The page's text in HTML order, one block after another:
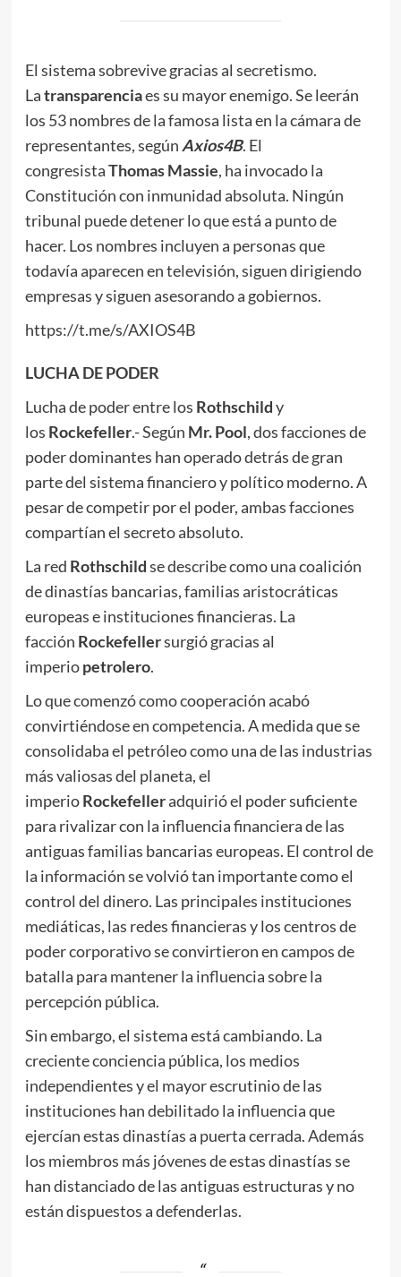
El sistema sobrevive gracias al secretismo.
Latransparenciaes su mayor enemigo. Se leerán
los 53 nombres de la famosa lista en la cámara de
representantes, según Axios4B. El
congresistaThomas Massie, ha invocado la
Constitución con inmunidad absoluta. Ningún
tribunal puede detener lo que está a punto de
hacer. Los nombres incluyen a personas que
todavía aparecen en televisión, siguen dirigiendo
empresas y siguen asesorando a gobiernos.
https://t.me/s/AXIOS4B
LUCHA DE PODER
Lucha de poder entre los Rothschildy
los Rockefeller.- Según Mr. Pool, dos facciones de
poder dominantes han operado detrás de gran
parte del sistema financiero y político moderno. A
pesar de competir por el poder, ambas facciones
compartían el secreto absoluto.
La red Rothschildse describe como una coalición
de dinastías bancarias, familias aristocráticas
europeas e instituciones financieras. La
facción Rockefellersurgió gracias al
imperiopetrolero.
Lo que comenzó como cooperación acabó
convirtiéndose en competencia. A medida que se
consolidaba el petróleo como una de las industrias
más valiosas del planeta, el
imperioRockefelleradquirió el poder suficiente
para rivalizar con la influencia financiera de las
antiguas familias bancarias europeas. El control de
la información se volvió tan importante como el
control del dinero. Las principales instituciones
mediáticas, las redes financieras y los centros de
poder corporativo se convirtieron en campos de
batalla para mantener la influencia sobre la
percepción pública.
Sin embargo, el sistema está cambiando. La
creciente conciencia pública, los medios
independientes y el mayor escrutinio de las
instituciones han debilitado la influencia que
ejercían estas dinastías a puerta cerrada. Además
los miembros más jóvenes de estas dinastías se
han distanciado de las antiguas estructuras y no
están dispuestos a defenderlas.